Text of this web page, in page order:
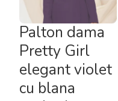
Palton dama
Pretty Girl
elegant violet
cu blana